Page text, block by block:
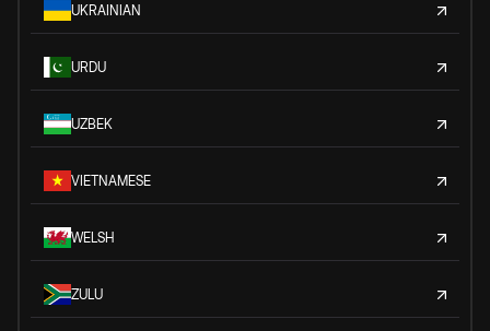
UKRAINIAN
URDU
UZBEK
VIETNAMESE
WELSH
ZULU